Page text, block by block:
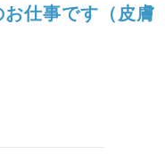
仕事です（皮膚